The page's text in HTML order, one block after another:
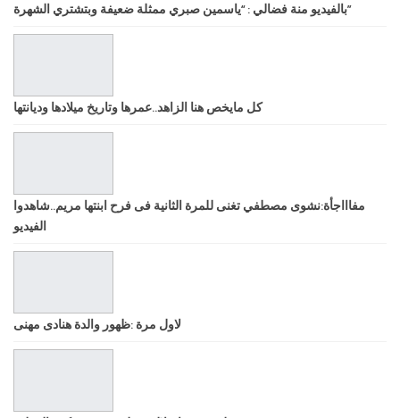
بالفيديو منة فضالي : “ياسمين صبري ممثلة ضعيفة وبتشتري الشهرة”
كل مايخص هنا الزاهد..عمرها وتاريخ ميلادها وديانتها
مفاااجأة:نشوى مصطفي تغنى للمرة الثانية فى فرح ابنتها مريم..شاهدوا
الفيديو
لاول مرة :ظهور والدة هنادى مهنى